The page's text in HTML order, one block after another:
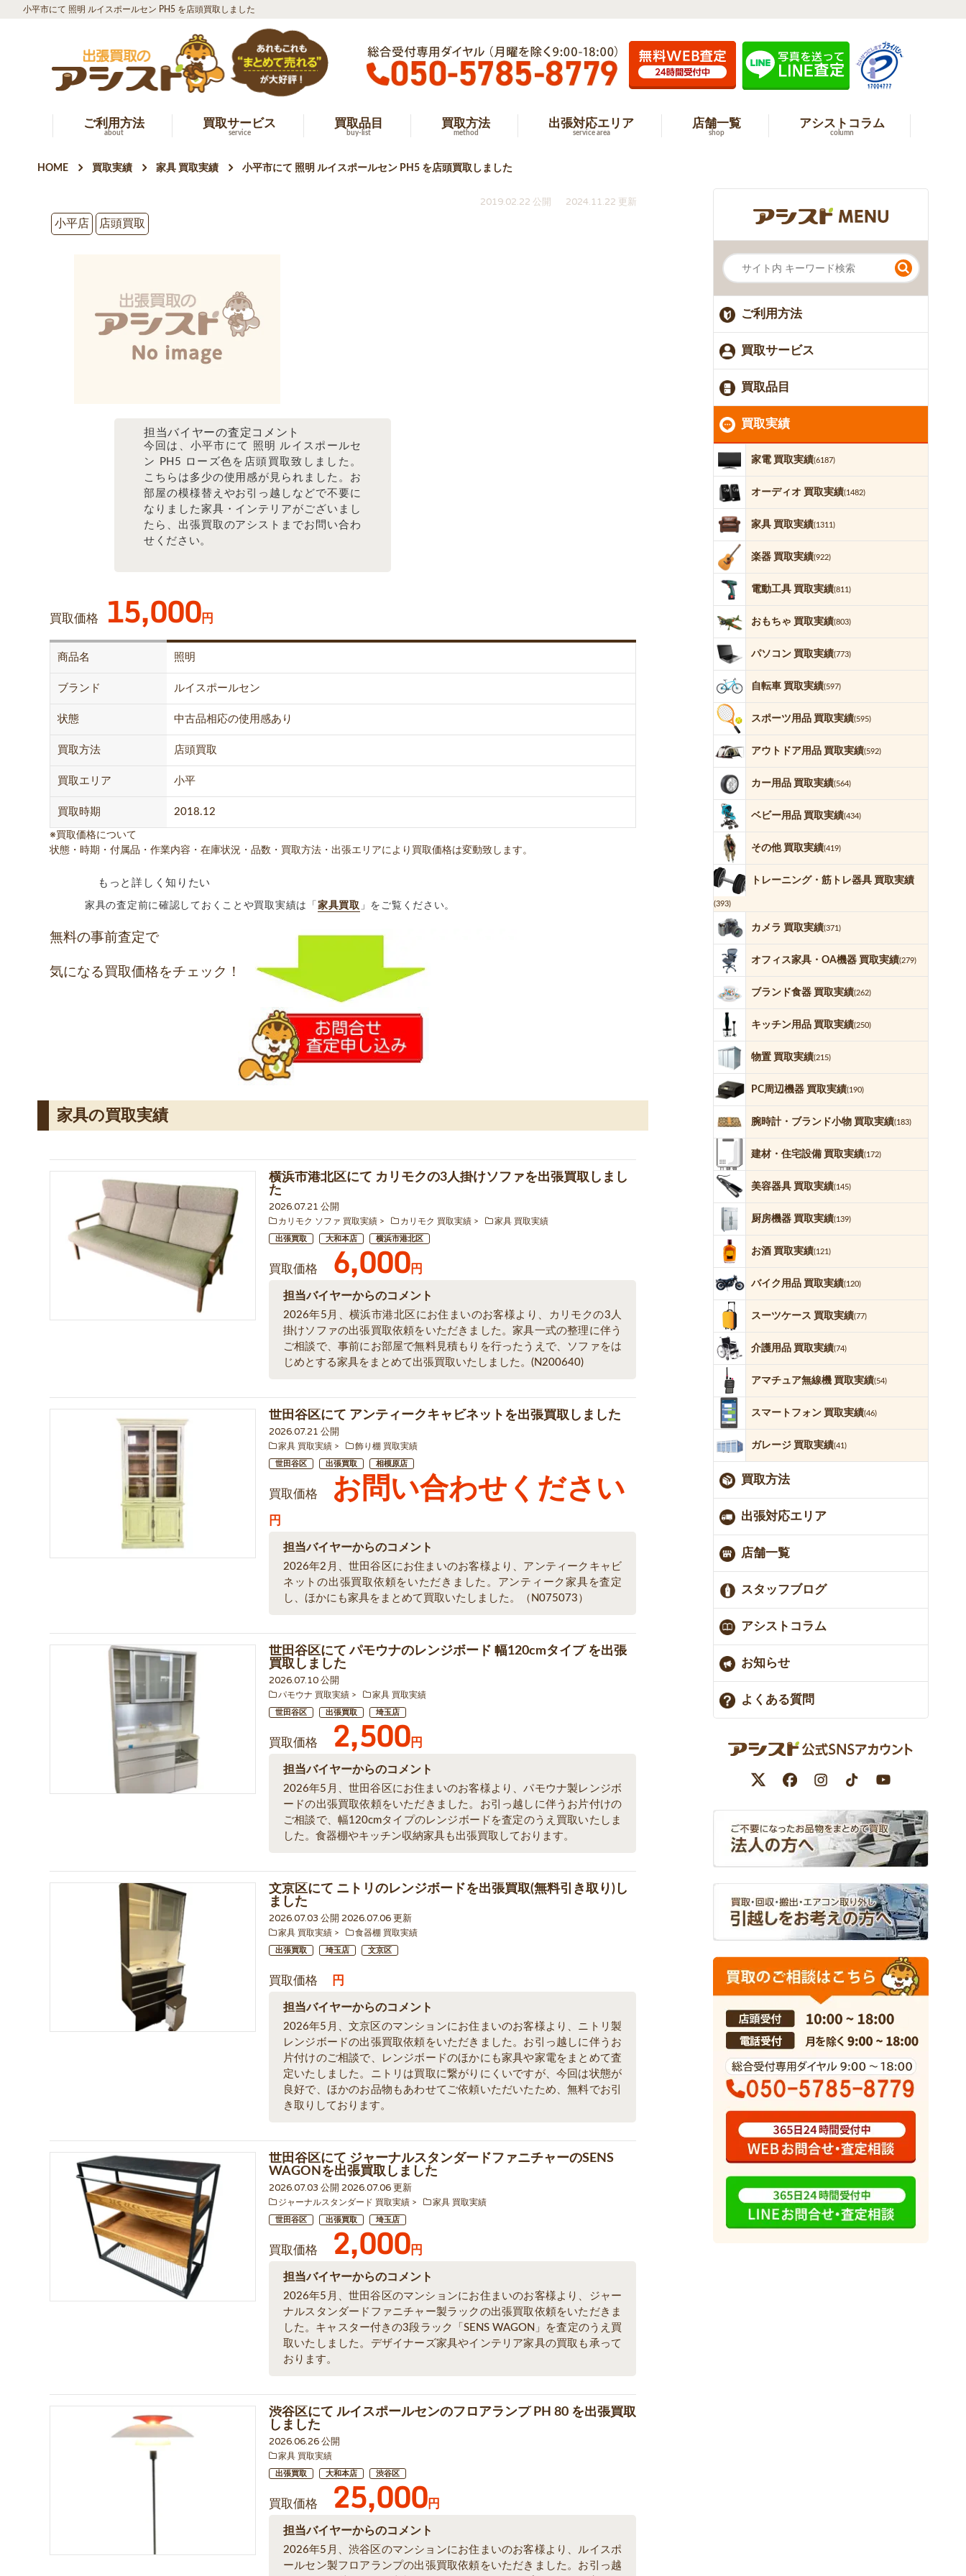
小平市にて 照明 ルイスポールセン PH5 を店頭買取しました
ご利用方法
about
買取サービス
service
買取品目
buy-list
買取方法
method
出張対応エリア
service area
店舗一覧
shop
アシストコラム
column
HOME 買取実績 家具 買取実績 小平市にて 照明 ルイスポールセン PH5 を店頭買取しました
2019.02.22 公開
2024.11.22 更新
小平店
店頭買取
担当バイヤーの査定コメント
今回は、小平市にて 照明 ルイスポールセ
ン PH5 ローズ色を店頭買取致しました。
こちらは多少の使用感が見られました。お
部屋の模様替えやお引っ越しなどで不要に
なりました家具・インテリアがございまし
たら、出張買取のアシストまでお問い合わ
せください。
買取価格 15,000円
商品名 照明
ブランド ルイスポールセン
状態 中古品相応の使用感あり
買取方法 店頭買取
買取エリア 小平
買取時期 2018.12
※買取価格について
状態・時期・付属品・作業内容・在庫状況・品数・買取方法・出張エリアにより買取価格は変動致します。
もっと詳しく知りたい
家具の査定前に確認しておくことや買取実績は「 家具買取 」をご覧ください。
無料の事前査定で
気になる買取価格をチェック！
家具の買取実績
横浜市港北区にて カリモクの3人掛けソファを出張買取しまし
た
2026.07.21 公開
カリモク ソファ 買取実績 カリモク 買取実績 家具 買取実績
出張買取 大和本店 横浜市港北区
買取価格 6,000円
担当バイヤーからのコメント
2026年5月、横浜市港北区にお住まいのお客様より、カリモクの3人
掛けソファの出張買取依頼をいただきました。家具一式の整理に伴う
ご相談で、事前にお部屋で無料見積もりを行ったうえで、ソファをは
じめとする家具をまとめて出張買取いたしました。(N200640)
世田谷区にて アンティークキャビネットを出張買取しました
2026.07.21 公開
家具 買取実績 飾り棚 買取実績
世田谷区 出張買取 相模原店
買取価格 お問い合わせください
円
担当バイヤーからのコメント
2026年2月、世田谷区にお住まいのお客様より、アンティークキャビ
ネットの出張買取依頼をいただきました。アンティーク家具を査定
し、ほかにも家具をまとめて買取いたしました。（N075073）
世田谷区にて パモウナのレンジボード 幅120cmタイプ を出張
買取しました
2026.07.10 公開
パモウナ 買取実績 家具 買取実績
世田谷区 出張買取 埼玉店
買取価格 2,500円
担当バイヤーからのコメント
2026年5月、世田谷区にお住まいのお客様より、パモウナ製レンジボ
ードの出張買取依頼をいただきました。お引っ越しに伴うお片付けの
ご相談で、幅120cmタイプのレンジボードを査定のうえ買取いたしま
した。食器棚やキッチン収納家具も出張買取しております。
文京区にて ニトリのレンジボードを出張買取(無料引き取り)し
ました
2026.07.03 公開 2026.07.06 更新
家具 買取実績 食器棚 買取実績
出張買取 埼玉店 文京区
買取価格 円
担当バイヤーからのコメント
2026年5月、文京区のマンションにお住まいのお客様より、ニトリ製
レンジボードの出張買取依頼をいただきました。お引っ越しに伴うお
片付けのご相談で、レンジボードのほかにも家具や家電をまとめて査
定いたしました。ニトリは買取に繋がりにくいですが、今回は状態が
良好で、ほかのお品物もあわせてご依頼いただいたため、無料でお引
き取りしております。
世田谷区にて ジャーナルスタンダードファニチャーのSENS
WAGONを出張買取しました
2026.07.03 公開 2026.07.06 更新
ジャーナルスタンダード 買取実績 家具 買取実績
世田谷区 出張買取 埼玉店
買取価格 2,000円
担当バイヤーからのコメント
2026年5月、世田谷区のマンションにお住まいのお客様より、ジャー
ナルスタンダードファニチャー製ラックの出張買取依頼をいただきま
した。キャスター付きの3段ラック「SENS WAGON」を査定のうえ買
取いたしました。デザイナーズ家具やインテリア家具の買取も承って
おります。
渋谷区にて ルイスポールセンのフロアランプ PH 80 を出張買取
しました
2026.06.26 公開
家具 買取実績
出張買取 大和本店 渋谷区
買取価格 25,000円
担当バイヤーからのコメント
2026年5月、渋谷区のマンションにお住まいのお客様より、ルイスポ
ールセン製フロアランプの出張買取依頼をいただきました。お引っ越
ご利用方法
買取サービス
買取品目
買取実績
家電 買取実績(6187)
オーディオ 買取実績(1482)
家具 買取実績(1311)
楽器 買取実績(922)
電動工具 買取実績(811)
おもちゃ 買取実績(803)
パソコン 買取実績(773)
自転車 買取実績(597)
スポーツ用品 買取実績(595)
アウトドア用品 買取実績(592)
カー用品 買取実績(564)
ベビー用品 買取実績(434)
その他 買取実績(419)
トレーニング・筋トレ器具 買取実績
(393)
カメラ 買取実績(371)
オフィス家具・OA機器 買取実績(279)
ブランド食器 買取実績(262)
キッチン用品 買取実績(250)
物置 買取実績(215)
PC周辺機器 買取実績(190)
腕時計・ブランド小物 買取実績(183)
建材・住宅設備 買取実績(172)
美容器具 買取実績(145)
厨房機器 買取実績(139)
お酒 買取実績(121)
バイク用品 買取実績(120)
スーツケース 買取実績(77)
介護用品 買取実績(74)
アマチュア無線機 買取実績(54)
スマートフォン 買取実績(46)
ガレージ 買取実績(41)
買取方法
出張対応エリア
店舗一覧
スタッフブログ
アシストコラム
お知らせ
よくある質問